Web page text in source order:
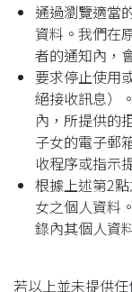
通過瀏覽適當
資料。我們在
者的通知內，
要求停止使用
絕接收訊息）
內，所提供的
子女的電子郵
收程序或指示
根據上述第2
女之個人資料
錄內其個人資
若以上並未提供